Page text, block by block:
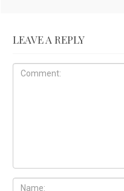
LEAVE A REPLY